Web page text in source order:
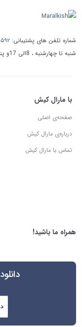
شماره تلفن های پشتیبانی:
شنبه تا چهارشنبه ، 8الی 17و پنجشنبه، 8الی 14 میزبان صدای گرمتان هستیم
با مارال کیش
صفحه‌ی اصلی
درباره‌ی مارال کیش
تماس با مارال کیش
همراه ما باشید!